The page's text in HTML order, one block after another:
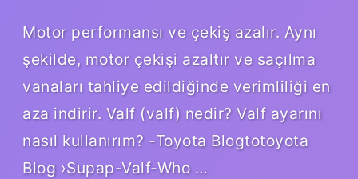
Motor performansı ve çekiş azalır. Aynı
şekilde, motor çekişi azaltır ve saçılma
vanaları tahliye edildiğinde verimliliği en
aza indirir. Valf (valf) nedir? Valf ayarını
nasıl kullanırım? -Toyota Blogtotoyota
Blog ›Supap-Valf-Who …